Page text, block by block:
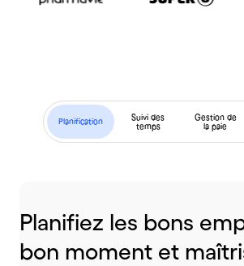
Planification
Suivi des
temps
Gestion de
la paie
Planifiez les bons
bon moment et